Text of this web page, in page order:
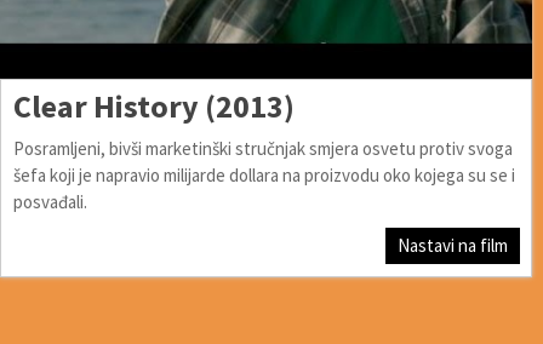
Clear History (2013)
Posramljeni, bivši marketinški stručnjak smjera osvetu protiv svoga
šefa koji je napravio milijarde dollara na proizvodu oko kojega su se i
posvađali.
Nastavi na film